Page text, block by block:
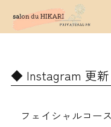
Instagram 更新
フェイシャルコー